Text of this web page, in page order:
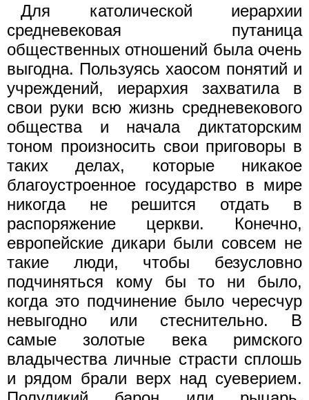
Для католической иерархии
средневековая путаница
общественных отношений была очень
выгодна. Пользуясь хаосом понятий и
учреждений, иерархия захватила в
свои руки всю жизнь средневекового
общества и начала диктаторским
тоном произносить свои приговоры в
таких делах, которые никакое
благоустроенное государство в мире
никогда не решится отдать в
распоряжение церкви. Конечно,
европейские дикари были совсем не
такие люди, чтобы безусловно
подчиняться кому бы то ни было,
когда это подчинение было чересчур
невыгодно или стеснительно. В
самые золотые века римского
владычества личные страсти сплошь
и рядом брали верх над суеверием.